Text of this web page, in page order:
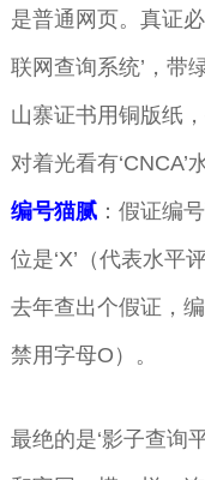
是普通网页。真证
联网查询系统’，带
山寨证书用铜版纸
对着光看有
编号猫腻：假证编
位是‘X’（代表水平
去年查出个假证，
禁用字母O）。
最绝的是‘影子查询